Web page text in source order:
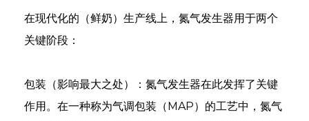
在现代化的（鲜奶）生产线上，氮气发生器用于两个
关键阶段：
包装（影响最大之处）：氮气发生器在此发挥了关键
作用。在一种称为气调包装（MAP）的工艺中，氮气